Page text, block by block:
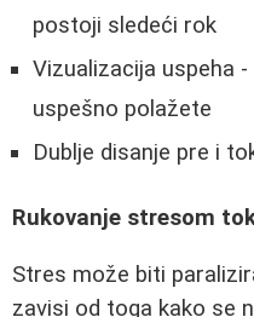
postoji sledeći rok
Vizualizacija uspeha
uspešno polažete
Dublje disanje pre i
Rukovanje stresom
Stres može biti
zavisi od toga kako se